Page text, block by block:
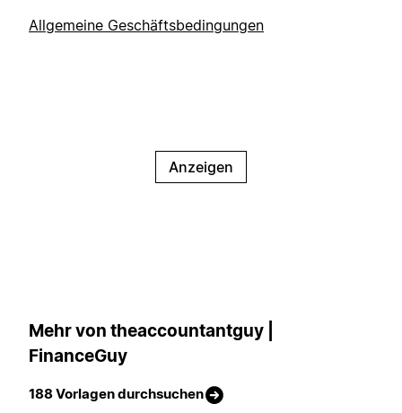
Allgemeine Geschäftsbedingungen
Anzeigen
Mehr von theaccountantguy |
FinanceGuy
188 Vorlagen durchsuchen